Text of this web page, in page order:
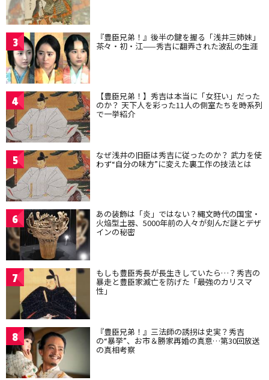
3 『豊臣兄弟！』後半の鍵を握る「浅井三姉妹」
茶々・初・江——秀吉に翻弄された波乱の生涯
4 【豊臣兄弟！】秀吉は本当に「女狂い」だった
のか？ 天下人を彩った11人の側室たちを時系列
で一挙紹介
5 なぜ浅井の旧臣は秀吉に従ったのか？ 武力を使
わず“自分の味方”に変えた裏工作の技法とは
6 あの装飾は「炎」ではない？縄文時代の国宝・
火焔型土器、5000年前の人々が刻んだ謎とデザ
インの秘密
7 もしも豊臣秀長が長生きしていたら…？秀吉の
暴走と豊臣家滅亡を防げた「最強のカリスマ
性」
8 『豊臣兄弟！』三法師の誘拐は史実？秀吉
の“暴挙”、お市＆勝家再婚の真意…第30回放送
の真相考察